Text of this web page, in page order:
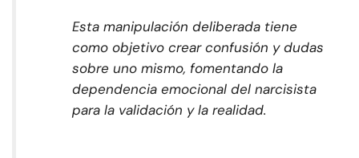
Esta manipulación deliberada tiene
como objetivo crear confusión y dudas
sobre uno mismo, fomentando la
dependencia emocional del narcisista
para la validación y la realidad.